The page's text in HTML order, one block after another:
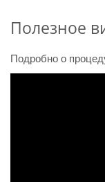
Полезное
Подробно о